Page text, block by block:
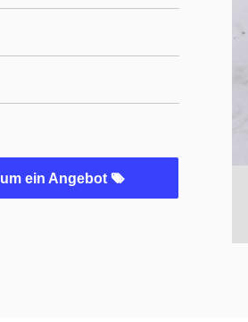
ein Angebot